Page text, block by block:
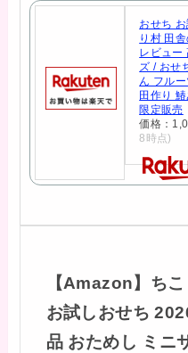
おせち
り村 田
レビュー
ズ / おせ
ん フル
田作り
限定販売
価格：
8時点)
【Amazon】ち
お試しおせち
品 おためし ミニ